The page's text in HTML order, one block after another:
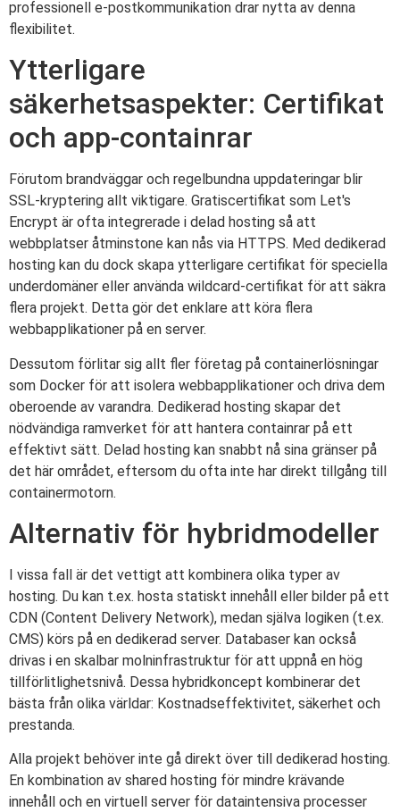
professionell e-postkommunikation drar nytta av denna
flexibilitet.
Ytterligare
säkerhetsaspekter: Certifikat
och app-containrar
Förutom brandväggar och regelbundna uppdateringar blir
SSL-kryptering allt viktigare. Gratiscertifikat som Let's
Encrypt är ofta integrerade i delad hosting så att
webbplatser åtminstone kan nås via HTTPS. Med dedikerad
hosting kan du dock skapa ytterligare certifikat för speciella
underdomäner eller använda wildcard-certifikat för att säkra
flera projekt. Detta gör det enklare att köra flera
webbapplikationer på en server.
Dessutom förlitar sig allt fler företag på containerlösningar
som Docker för att isolera webbapplikationer och driva dem
oberoende av varandra. Dedikerad hosting skapar det
nödvändiga ramverket för att hantera containrar på ett
effektivt sätt. Delad hosting kan snabbt nå sina gränser på
det här området, eftersom du ofta inte har direkt tillgång till
containermotorn.
Alternativ för hybridmodeller
I vissa fall är det vettigt att kombinera olika typer av
hosting. Du kan t.ex. hosta statiskt innehåll eller bilder på ett
CDN (Content Delivery Network), medan själva logiken (t.ex.
CMS) körs på en dedikerad server. Databaser kan också
drivas i en skalbar molninfrastruktur för att uppnå en hög
tillförlitlighetsnivå. Dessa hybridkoncept kombinerar det
bästa från olika världar: Kostnadseffektivitet, säkerhet och
prestanda.
Alla projekt behöver inte gå direkt över till dedikerad hosting.
En kombination av shared hosting för mindre krävande
innehåll och en virtuell server för dataintensiva processer